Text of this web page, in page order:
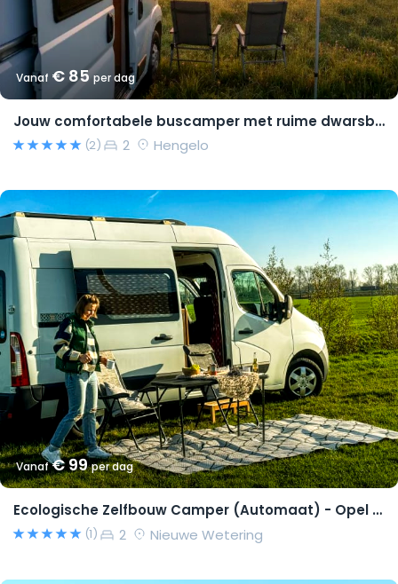
Vanaf € 85per dag
Jouw comfortabele buscamper met ruime dwarsbedden en natural look(s)!
(2) 2 Hengelo
Vanaf€ 99per dag
Ecologische Zelfbouw Camper (Automaat) - Opel Movano 2015 – Richard
(1) 2 Nieuwe Wetering